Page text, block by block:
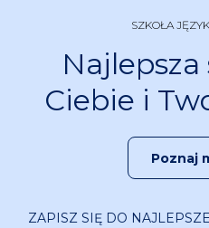
SZKOŁA
Najlepsza
Ciebie i
Poznaj
ZAPISZ SIĘ DO